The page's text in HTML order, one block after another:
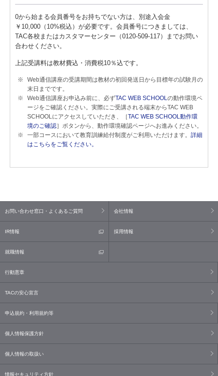
0から始まる会員番号をお持ちでない方は、別途入会金
￥10,000（10%税込）が必要です。会員番号につきましては、
TAC各校またはカスタマーセンター（0120-509-117）までお問い
合わせください。
上記受講料は教材費込・消費税10％込です。
Web通信講座の受講期間は教材の初回発送日から目標年の試験月の
末日までです。
Web通信講座お申込み前に、必ずTAC WEB SCHOOLの動作環境ペ
ージをご確認ください。実際にご受講される端末からTAC WEB
SCHOOLにアクセスしていただき、［TAC WEB SCHOOL動作環
境のご確認］ボタンから、動作環境確認ページへお進みください。
一部コースにおいて教育訓練給付制度がご利用いただけます。 詳細
はこちらをご覧ください。
お問い合わせ窓口・よくあるご質問 会社情報
IR情報 採用情報
就職情報
行動憲章
TACの安心宣言
申込規約・利用規約等
個人情報保護方針
個人情報の取扱い
情報セキュリティ方針